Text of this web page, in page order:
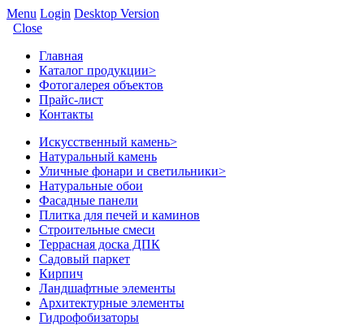
Menu Login Desktop Version
Close
Главная
Каталог продукции>
Фотогалерея объектов
Прайс-лист
Контакты
Искусственный камень>
Натуральный камень
Уличные фонари и светильники>
Натуральные обои
Фасадные панели
Плитка для печей и каминов
Строительные смеси
Террасная доска ДПК
Садовый паркет
Кирпич
Ландшафтные элементы
Архитектурные элементы
Гидрофобизаторы